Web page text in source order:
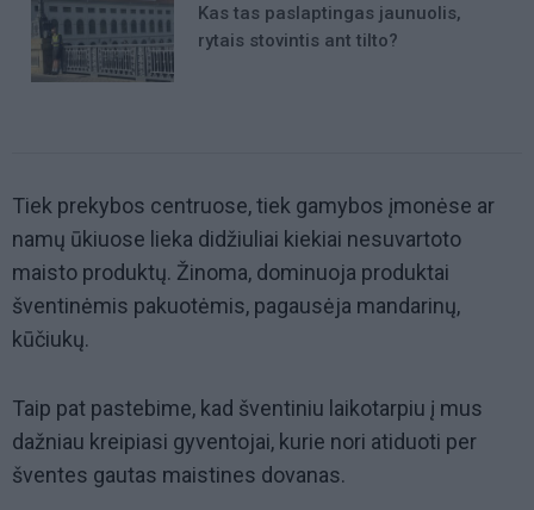
Kas tas paslaptingas jaunuolis,
rytais stovintis ant tilto?
Tiek prekybos centruose, tiek gamybos įmonėse ar
namų ūkiuose lieka didžiuliai kiekiai nesuvartoto
maisto produktų. Žinoma, dominuoja produktai
šventinėmis pakuotėmis, pagausėja mandarinų,
kūčiukų.
Taip pat pastebime, kad šventiniu laikotarpiu į mus
dažniau kreipiasi gyventojai, kurie nori atiduoti per
šventes gautas maistines dovanas.